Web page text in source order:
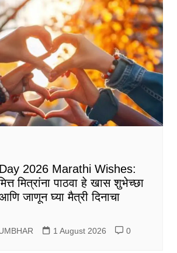
2026 Marathi Wishes:
मित्रांना पाठवा हे खास शुभेच्छा
जाणून घ्या मैत्री दिनाचा
1 August 2026 0